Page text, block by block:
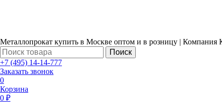
Металлопрокат купить в Москве оптом и в розницу | Компания
Поиск
+7 (495) 14-14-777
Заказать звонок
0
Корзина
0 ₽